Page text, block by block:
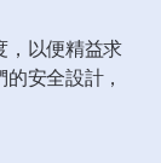
，以便精益求
安全設計，